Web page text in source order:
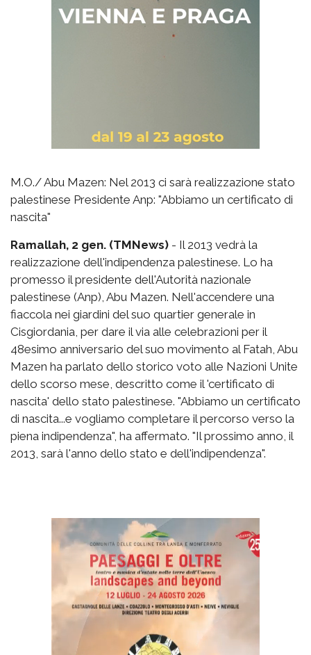
M.O./ Abu Mazen: Nel 2013 ci sarà realizzazione stato
palestinese Presidente Anp: "Abbiamo un certificato di
nascita"
Ramallah, 2 gen. (TMNews) - Il 2013 vedrà la
realizzazione dell'indipendenza palestinese. Lo ha
promesso il presidente dell'Autorità nazionale
palestinese (Anp), Abu Mazen. Nell'accendere una
fiaccola nei giardini del suo quartier generale in
Cisgiordania, per dare il via alle celebrazioni per il
48esimo anniversario del suo movimento al Fatah, Abu
Mazen ha parlato dello storico voto alle Nazioni Unite
dello scorso mese, descritto come il 'certificato di
nascita' dello stato palestinese. "Abbiamo un certificato
di nascita...e vogliamo completare il percorso verso la
piena indipendenza", ha affermato. "Il prossimo anno, il
2013, sarà l'anno dello stato e dell'indipendenza".